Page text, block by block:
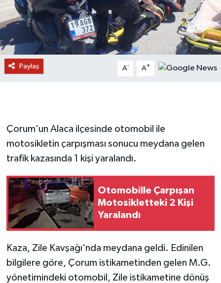
Paylaş A- A+
Çorum'un Alaca ilçesinde otomobil ile
motosikletin çarpışması sonucu meydana gelen
trafik kazasında 1 kişi yaralandı.
Otomobille Çarpışan
Motosikletteki 2 Kişi
Yaralandı
Kaza, Zile Kavşağı'nda meydana geldi. Edinilen
bilgilere göre, Çorum istikametinden gelen M.G.
yönetimindeki otomobil, Zile istikametine dönüş